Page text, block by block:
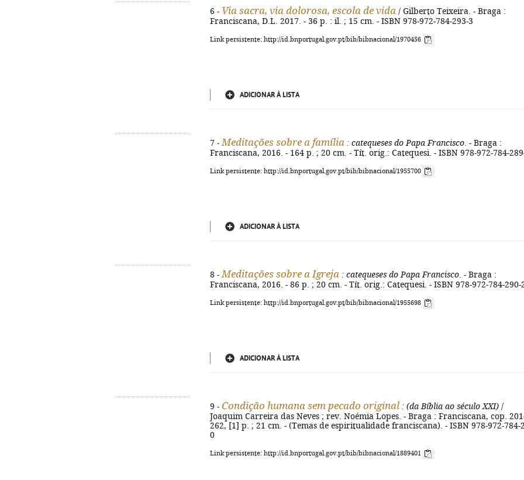
6 - Via sacra, via dolorosa, escola de vida / Gilberto Teixeira. - Braga :
Franciscana, D.L. 2017. - 36 p. : il. ; 15 cm. - ISBN 978-972-784-293-3
Link persistente: http://id.bnportugal.gov.pt/bib/bibnacional/1970456
ADICIONAR À LISTA
7 - Meditações sobre a família : catequeses do Papa Francisco . - Braga :
Franciscana, 2016. - 164 p. ; 20 cm. - Tít. orig.: Catequesi. - ISBN 978-972-784-
Link persistente: http://id.bnportugal.gov.pt/bib/bibnacional/1955700
ADICIONAR À LISTA
8 - Meditações sobre a Igreja : catequeses do Papa Francisco . - Braga :
Franciscana, 2016. - 86 p. ; 20 cm. - Tít. orig.: Catequesi. - ISBN 978-972-784-290-
Link persistente: http://id.bnportugal.gov.pt/bib/bibnacional/1955698
ADICIONAR À LISTA
9 - Condição humana sem pecado original : (da Bíblia ao século XXI) /
Joaquim Carreira das Neves ; rev. Noémia Lopes. - Braga : Franciscana, cop.
262, [1] p. ; 21 cm. - (Temas de espiritualidade franciscana). - ISBN 978-972-784-
0
Link persistente: http://id.bnportugal.gov.pt/bib/bibnacional/1889401